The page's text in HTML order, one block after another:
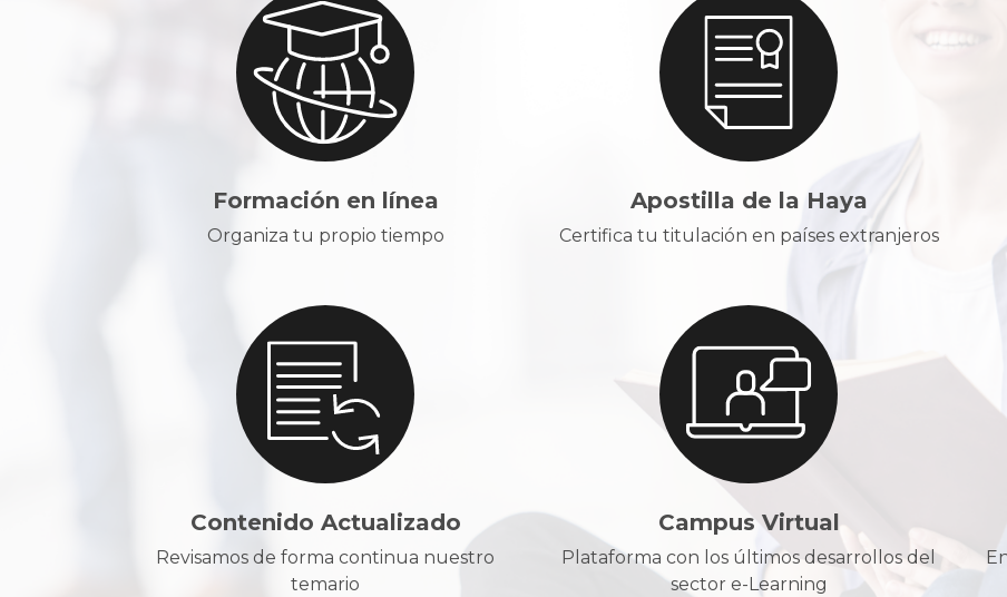
Formación en línea
Organiza tu propio tiempo
Apostilla de la Haya
Certifica tu titulación en países extranjeros
Contenido Actualizado
Revisamos de forma continua nuestro
temario
Campus Virtual
Plataforma con los últimos desarrollos del
sector e-Learning